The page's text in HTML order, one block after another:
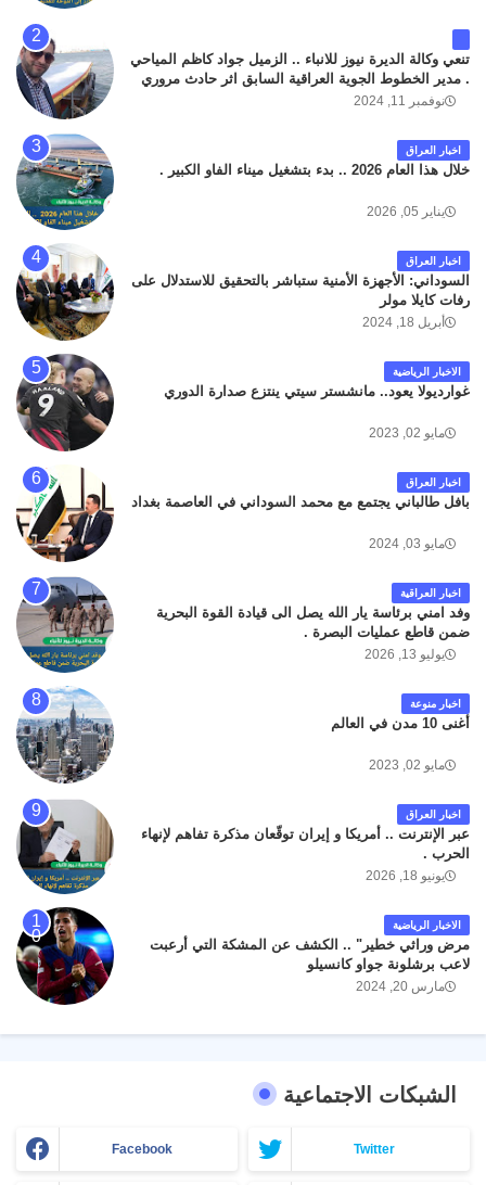
تنعي وكالة الديرة نيوز للانباء .. الزميل جواد كاظم المياحي
. مدير الخطوط الجوية العراقية السابق اثر حادث مروري
داخل مطار البصرة الدولي اليوم الاثنين على الطريق
كان سبب الحادث يعود لتصادم عجلته مع عجلة نوع كيا بنكو
تابعة لشركة الهلال الماسكة لإعمار مطار البصرة الدولي .
سائلين الله عز وجل ان يتغمد الفقيد بواسع رحمته ، و انا
نوفمبر 11, 2024
اخبار العراق
خلال هذا العام 2026 .. بدء بتشغيل ميناء الفاو الكبير .
يناير 05, 2026
اخبار العراق
السوداني: الأجهزة الأمنية ستباشر بالتحقيق للاستدلال على
رفات كايلا مولر
أبريل 18, 2024
الاخبار الرياضية
غوارديولا يعود.. مانشستر سيتي ينتزع صدارة الدوري
مايو 02, 2023
اخبار العراق
بافل طالباني يجتمع مع محمد السوداني في العاصمة بغداد
مايو 03, 2024
اخبار العراقية
وفد امني برئاسة يار الله يصل الى قيادة القوة البحرية
ضمن قاطع عمليات البصرة .
يوليو 13, 2026
اخبار منوعة
أغنى 10 مدن في العالم
مايو 02, 2023
اخبار العراق
عبر الإنترنت .. أمريكا و إيران توقّعان مذكرة تفاهم لإنهاء
الحرب .
يونيو 18, 2026
الاخبار الرياضية
مرض وراثي خطير" .. الكشف عن المشكة التي أرعبت
لاعب برشلونة جواو كانسيلو
مارس 20, 2024
الشبكات الاجتماعية
Facebook Twitter